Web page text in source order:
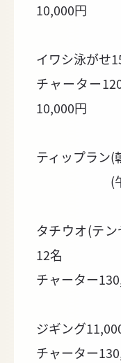
10,000円
イワシ泳がせ
チャーター
10,000円
ティップラン(
(
タチウオ(テ
12名
チャーター
ジギング
チャーター